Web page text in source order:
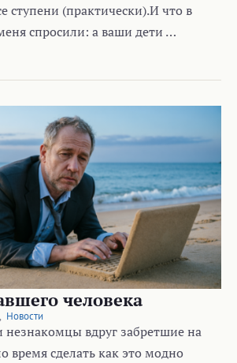
ступени (практически).И что в
спросили: а ваши дети …
человека
, Новости
незнакомцы вдруг забретшие на
время сделать как это модно